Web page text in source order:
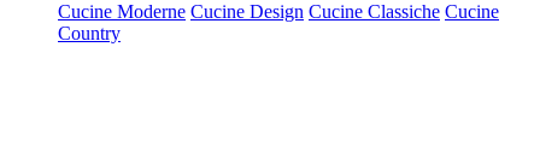
Cucine Moderne Cucine Design Cucine Classiche Cucine
Country